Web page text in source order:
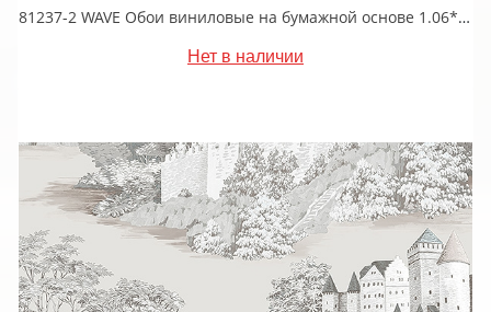
81237-2 WAVE Обои виниловые на бумажной основе 1.06*15.5
Нет в наличии